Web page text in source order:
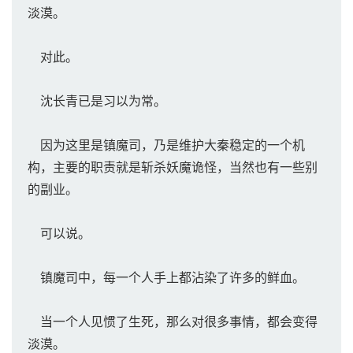
淡漠。
对此。
沈长青已是习以为常。
因为这里是镇魔司，乃是维护大秦稳定的一个机
构，主要的职责就是斩杀妖魔诡怪，当然也有一些别
的副业。
可以说。
镇魔司中，每一个人手上都沾染了许多的鲜血。
当一个人见惯了生死，那么对很多事情，都会变得
淡漠。